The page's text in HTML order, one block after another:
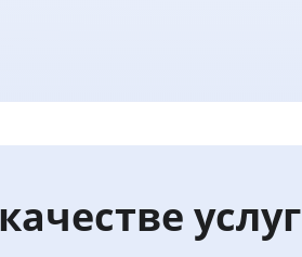
услуг